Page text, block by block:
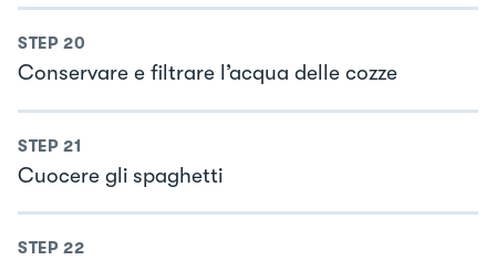
STEP 20
Conservare e filtrare l’acqua delle cozze
STEP 21
Cuocere gli spaghetti
STEP 22